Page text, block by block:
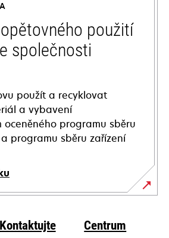
použití
společnosti
použít a recyklovat
a vybavení
oceněného programu sběru
programu sběru zařízení
Kontaktujte
Centrum